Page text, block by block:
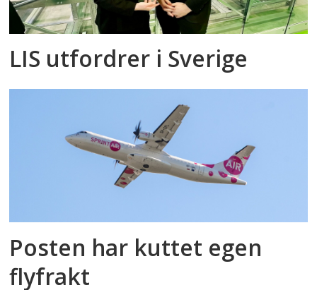
LIS utfordrer i Sverige
Posten har kuttet egen
flyfrakt